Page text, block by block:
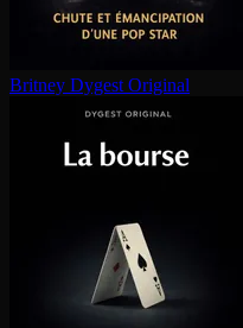
Britney Dygest Original